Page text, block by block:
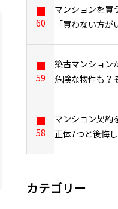
60
マンションを買
「買わない方
59
築古マンション
危険な物件も？
58
マンション契約
正体7つと後悔
カテゴリー